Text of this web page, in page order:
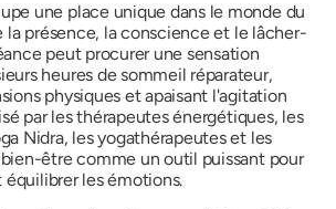
une place unique dans le monde du
la présence, la conscience et le lâcher-
peut procurer une sensation
heures de sommeil réparateur,
physiques et apaisant l'agitation
par les thérapeutes énergétiques, les
Nidra, les yogathérapeutes et les
être comme un outil puissant pour
équilibrer les émotions.